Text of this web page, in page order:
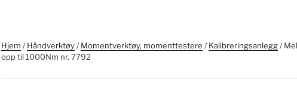
Hjem /Håndverktøy/Momentverktøy, momenttestere /Kalibreringsanlegg/
opp til 1000Nm nr. 7792